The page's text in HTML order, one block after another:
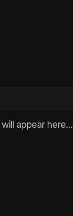
appear here...